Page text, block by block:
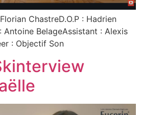
ChastreD.O.P : Hadrien
Antoine BelageAssistant : Alexis
: ⁠Objectif Son